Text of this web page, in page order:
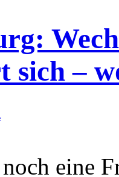
sich –
eine